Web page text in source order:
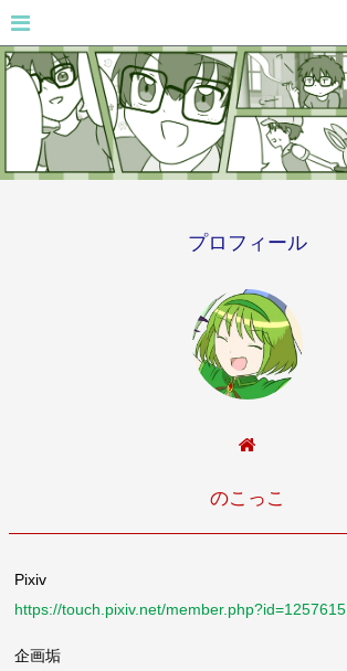
プロフィール
のこっこ
Pixiv
https://touch.pixiv.net/member.php?id=1257615
企画垢